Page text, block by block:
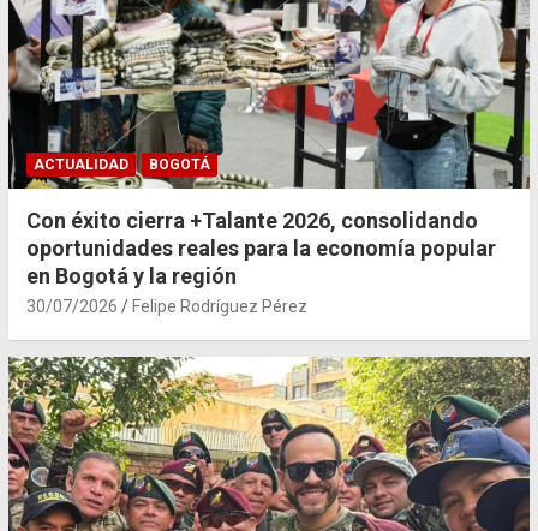
ACTUALIDAD BOGOTÁ
Con éxito cierra +Talante 2026, consolidando
oportunidades reales para la economía popular
en Bogotá y la región
30/07/2026 Felipe Rodríguez Pérez